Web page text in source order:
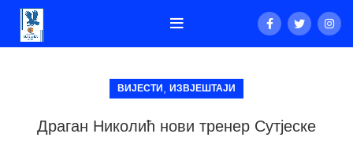
ВИЈЕСТИ ИЗВЈЕШТАЈИ
Драган Николић нови тренер Сутјеске